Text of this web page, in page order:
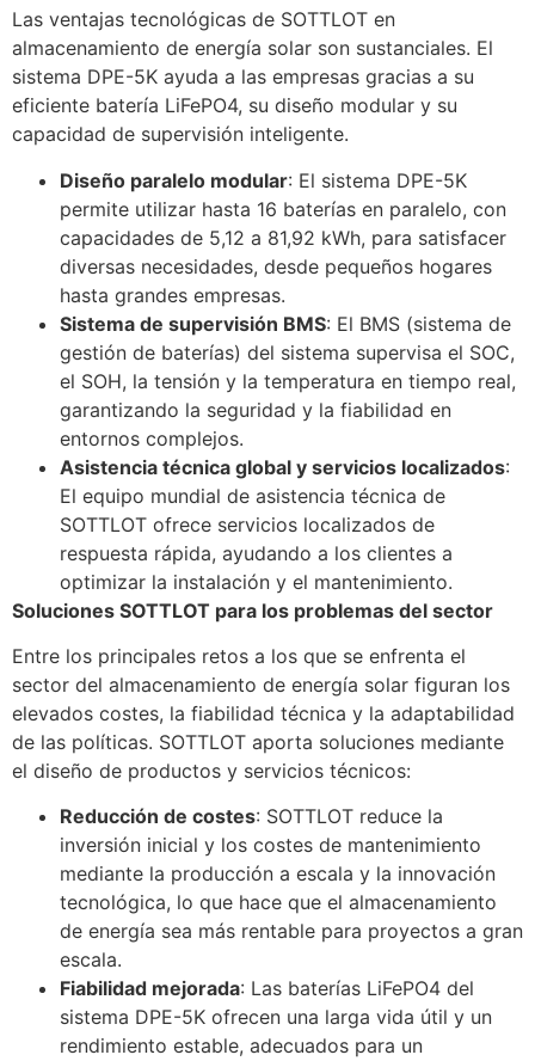
Las ventajas tecnológicas de SOTTLOT en
almacenamiento de energía solar son sustanciales. El
sistema DPE-5K ayuda a las empresas gracias a su
eficiente batería LiFePO4, su diseño modular y su
capacidad de supervisión inteligente.
Diseño paralelo modular: El sistema DPE-5K
permite utilizar hasta 16 baterías en paralelo, con
capacidades de 5,12 a 81,92 kWh, para satisfacer
diversas necesidades, desde pequeños hogares
hasta grandes empresas.
Sistema de supervisión BMS: El BMS (sistema de
gestión de baterías) del sistema supervisa el SOC,
el SOH, la tensión y la temperatura en tiempo real,
garantizando la seguridad y la fiabilidad en
entornos complejos.
Asistencia técnica global y servicios localizados:
El equipo mundial de asistencia técnica de
SOTTLOT ofrece servicios localizados de
respuesta rápida, ayudando a los clientes a
optimizar la instalación y el mantenimiento.
Soluciones SOTTLOT para los problemas del sector
Entre los principales retos a los que se enfrenta el
sector del almacenamiento de energía solar figuran los
elevados costes, la fiabilidad técnica y la adaptabilidad
de las políticas. SOTTLOT aporta soluciones mediante
el diseño de productos y servicios técnicos:
Reducción de costes: SOTTLOT reduce la
inversión inicial y los costes de mantenimiento
mediante la producción a escala y la innovación
tecnológica, lo que hace que el almacenamiento
de energía sea más rentable para proyectos a gran
escala.
Fiabilidad mejorada: Las baterías LiFePO4 del
sistema DPE-5K ofrecen una larga vida útil y un
rendimiento estable, adecuados para un